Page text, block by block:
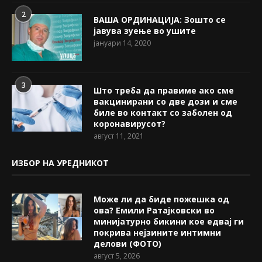
2
ВАША ОРДИНАЦИЈА: Зошто се
јавува зуење во ушите
јануари 14, 2020
3
Што треба да правиме ако сме
вакцинирани со две дози и сме
биле во контакт со заболен од
коронавирусот?
август 11, 2021
ИЗБОР НА УРЕДНИКОТ
Може ли да биде пожешкa од
ова? Емили Ратајковски во
минијатурно бикини кое едвај ги
покрива нејзините интимни
делови (ФОТО)
август 5, 2026